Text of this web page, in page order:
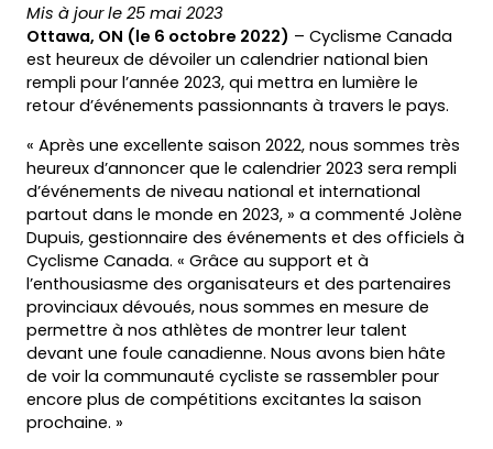
Mis à jour le 25 mai 2023
Ottawa, ON (le 6 octobre 2022) – Cyclisme Canada
est heureux de dévoiler un calendrier national bien
rempli pour l’année 2023, qui mettra en lumière le
retour d’événements passionnants à travers le pays.
« Après une excellente saison 2022, nous sommes très
heureux d’annoncer que le calendrier 2023 sera rempli
d’événements de niveau national et international
partout dans le monde en 2023, » a commenté Jolène
Dupuis, gestionnaire des événements et des officiels à
Cyclisme Canada. « Grâce au support et à
l’enthousiasme des organisateurs et des partenaires
provinciaux dévoués, nous sommes en mesure de
permettre à nos athlètes de montrer leur talent
devant une foule canadienne. Nous avons bien hâte
de voir la communauté cycliste se rassembler pour
encore plus de compétitions excitantes la saison
prochaine. »